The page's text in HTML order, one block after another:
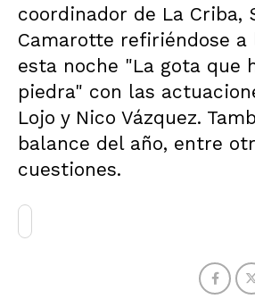
coordinador de La Criba,
Camarotte refiriéndose a
esta noche "La gota que
piedra" con las
Lojo y Nico Vázquez.
balance del año, entre
cuestiones.